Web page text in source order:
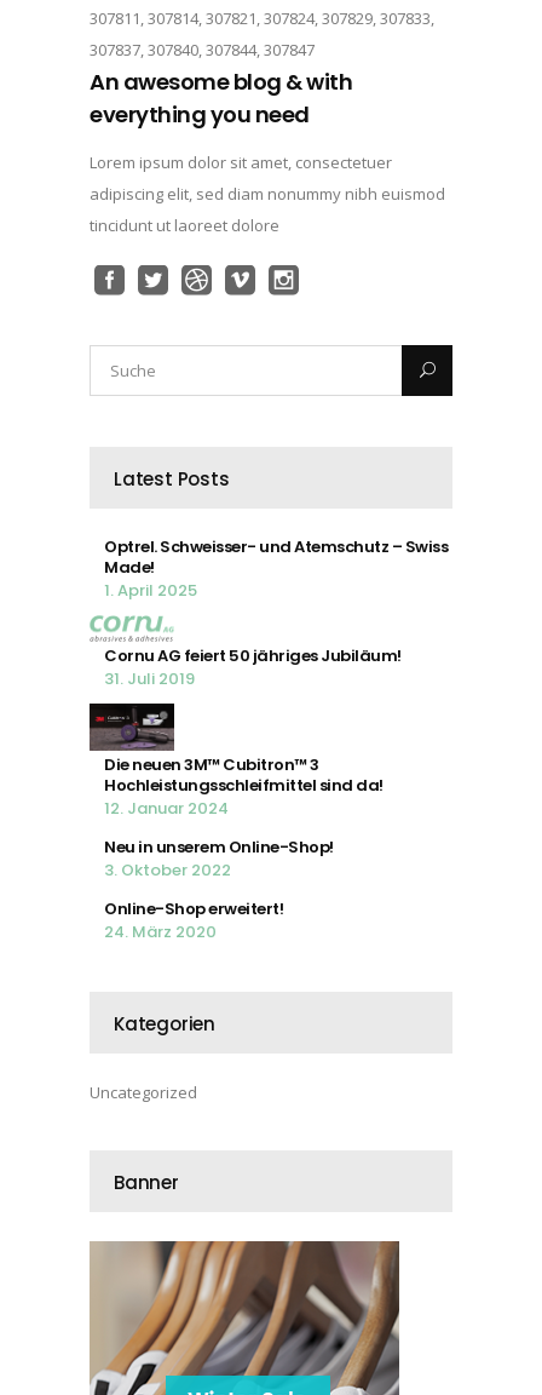
307811, 307814, 307821, 307824, 307829, 307833,
307837, 307840, 307844, 307847
An awesome blog & with
everything you need
Lorem ipsum dolor sit amet, consectetuer
adipiscing elit, sed diam nonummy nibh euismod
tincidunt ut laoreet dolore
Latest Posts
Optrel. Schweisser- und Atemschutz – Swiss
Made!
1. April 2025
Cornu AG feiert 50 jähriges Jubiläum!
31. Juli 2019
Die neuen 3M™ Cubitron™ 3
Hochleistungsschleifmittel sind da!
12. Januar 2024
Neu in unserem Online-Shop!
3. Oktober 2022
Online-Shop erweitert!
24. März 2020
Kategorien
Uncategorized
Banner